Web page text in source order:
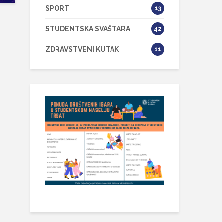
SPORT 13
STUDENTSKA SVAŠTARA 42
ZDRAVSTVENI KUTAK 11